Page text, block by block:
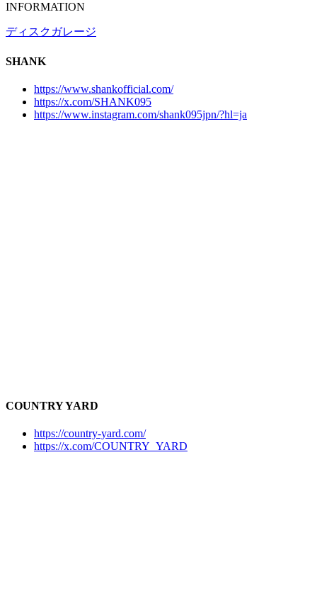
INFORMATION
ディスクガレージ
SHANK
https://www.shankofficial.com/
https://x.com/SHANK095
https://www.instagram.com/shank095jpn/?hl=ja
COUNTRY YARD
https://country-yard.com/
https://x.com/COUNTRY_YARD